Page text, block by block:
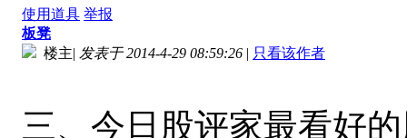
使用道具 举报
板凳
楼主| 发表于 2014-4-29 08:59:26 | 只看该作者
三、今日股评家最看好